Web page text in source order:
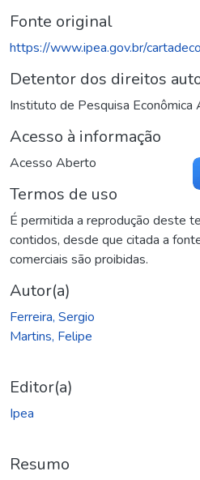
Fonte original
https://www.ipea.gov.br/
Detentor dos direitos
Instituto de Pesquisa Econômica
Acesso à informação
Acesso Aberto
Termos de uso
É permitida a reprodução deste
contidos, desde que citada a
comerciais são proibidas.
Autor(a)
Ferreira, Sergio
Martins, Felipe
Editor(a)
Ipea
Resumo